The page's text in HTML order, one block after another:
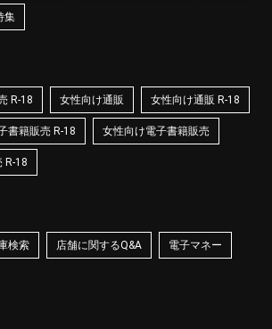
集
R-18 女性向け通販 女性向け通販 R-18
書籍販売 R-18 女性向け電子書籍販売
R-18
検索 店舗に関するQ&A 電子マネー